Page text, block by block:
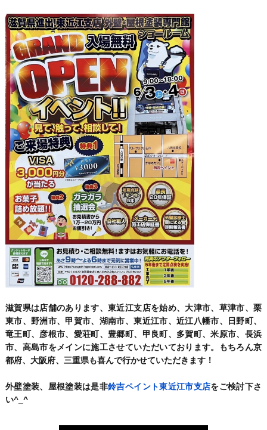
滋賀県は店舗のあります、東近江支店を始め、大津市、草津市、栗
東市、野洲市、甲賀市、湖南市、東近江市、近江八幡市、日野町、
竜王町、彦根市、愛荘町、豊郷町、甲良町、多賀町、米原市、長浜
市、高島市をメインに施工させていただいております。もちろん京
都府、大阪府、三重県も喜んで行かせていただきます！
外壁塗装、屋根塗装は是非鈴吉ペイント東近江市支店をご検討下さ
い^_^